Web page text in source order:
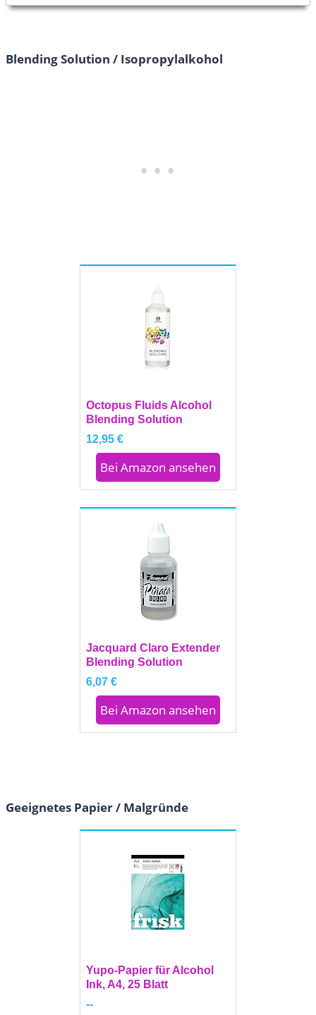
Blending Solution / Isopropylalkohol
Octopus Fluids Alcohol
Blending Solution
12,95 €
Bei Amazon ansehen
Jacquard Claro Extender
Blending Solution
6,07 €
Bei Amazon ansehen
Geeignetes Papier / Malgründe
Yupo-Papier für Alcohol
Ink, A4, 25 Blatt
--